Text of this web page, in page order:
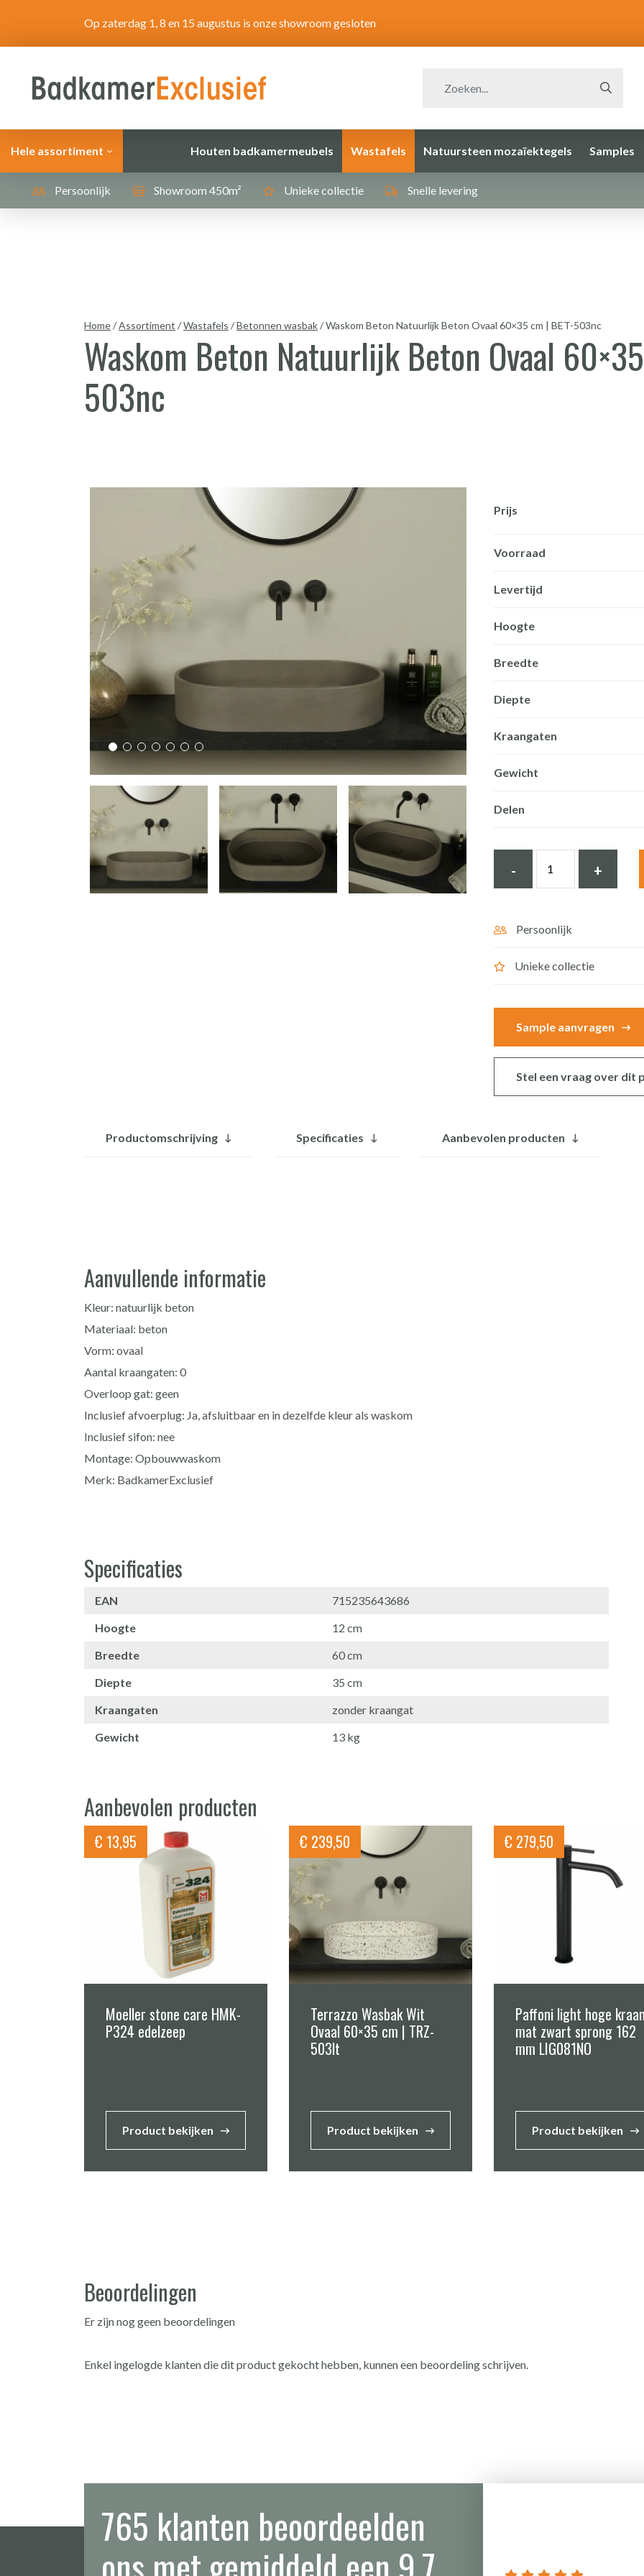
Op zaterdag 1, 8 en 15 augustus is onze showroom gesloten
Hele assortiment Houten badkamermeubels Wastafels Natuursteen mozaïektegels Samples
Persoonlijk Showroom 450m² Unieke collectie Snelle levering
Home/Assortiment /Wastafels /Betonnen wasbak/Waskom Beton Natuurlijk Beton Ovaal 60×35 cm | BET-503nc
Waskom Beton Natuurlijk Beton Ovaal
503nc
Prijs
Voorraad
Levertijd
Hoogte
Breedte
Diepte
Kraangaten
Gewicht
Delen
-
Beton
60x35
|
BET-
aantal
+
Persoonlijk
Unieke collectie
Sample aanvragen
Stel een vraag over dit
Productomschrijving Specificaties Aanbevolen producten
Aanvullende informatie
Kleur: natuurlijk beton
Materiaal: beton
Vorm: ovaal
Aantal kraangaten: 0
Overloop gat: geen
Inclusief afvoerplug: Ja, afsluitbaar en in dezelfde kleur als waskom
Inclusief sifon: nee
Montage: Opbouwwaskom
Merk: BadkamerExclusief
Specificaties
EAN
715235643686
Hoogte
12 cm
Breedte
60 cm
Diepte
35 cm
Kraangaten
zonder kraangat
Gewicht
13 kg
Aanbevolen producten
€ 13,95
Moeller stone care HMK-
P324 edelzeep
Product bekijken
€ 239,50
Terrazzo Wasbak Wit
Ovaal 60×35 cm | TRZ-
503lt
Product bekijken
€ 279,50
Paffoni light hoge kraan
mat zwart sprong 162
mm LIG081NO
Product bekijken
Beoordelingen
Er zijn nog geen beoordelingen
Enkel ingelogde klanten die dit product gekocht hebben, kunnen een beoordeling schrijven.
765 klanten beoordeelden
Na de aanschaf van een mooie terrazzo wastafel